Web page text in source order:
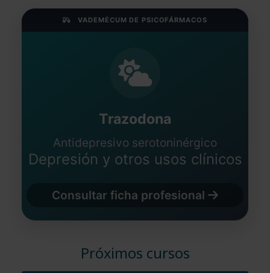
VADEMÉCUM DE PSICOFÁRMACOS
Trazodona
Antidepresivo serotoninérgico
Depresión y otros usos clínicos
Consultar ficha profesional
Próximos cursos